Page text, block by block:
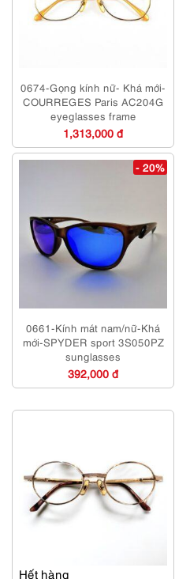
0674-Gọng kính nữ- Khá mới-
COURREGES Paris AC204G
eyeglasses frame
1,313,000 đ
- 20%
0661-Kính mát nam/nữ-Khá
mới-SPYDER sport 3S050PZ
sunglasses
392,000 đ
Hết hàng